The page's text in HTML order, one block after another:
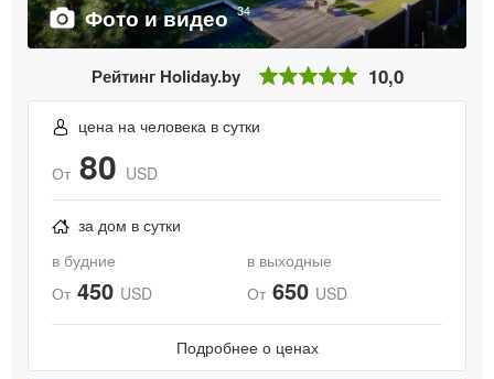
Фото и видео 34
Рейтинг Holiday.by 10,0
цена на человека в сутки
От 80 USD
за дом в сутки
в будние
От 450 USD
в выходные
От 650 USD
Подробнее о ценах